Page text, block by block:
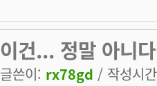
이건... 정말 아니
글쓴이: rx78gd / 작성시